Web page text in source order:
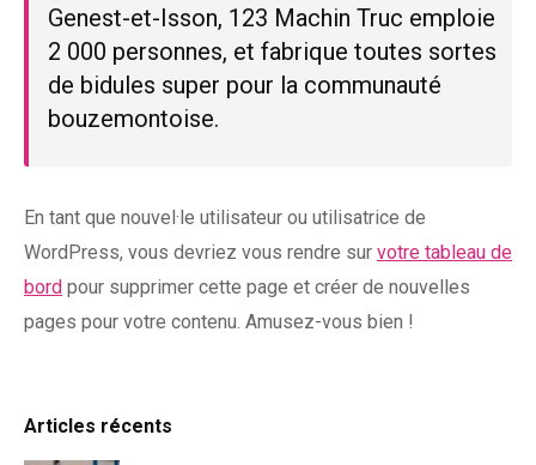
Genest-et-Isson, 123 Machin Truc emploie
2 000 personnes, et fabrique toutes sortes
de bidules super pour la communauté
bouzemontoise.
En tant que nouvel·le utilisateur ou utilisatrice de
WordPress, vous devriez vous rendre sur votre tableau de
bord pour supprimer cette page et créer de nouvelles
pages pour votre contenu. Amusez-vous bien !
Articles récents